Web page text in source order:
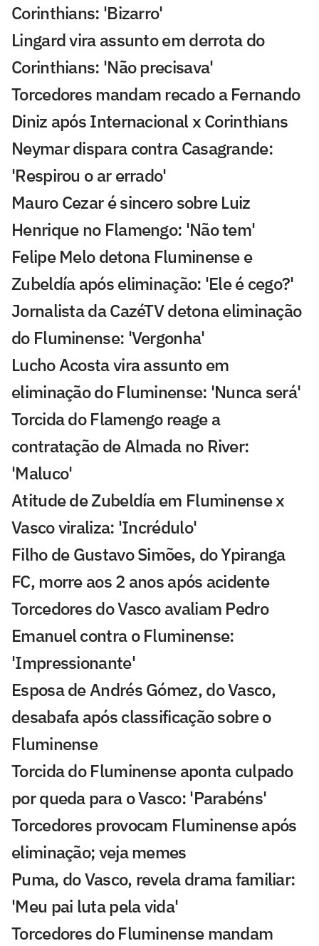
Corinthians: 'Bizarro'
Lingard vira assunto em derrota do
Corinthians: 'Não precisava'
Torcedores mandam recado a Fernando
Diniz após Internacional x Corinthians
Neymar dispara contra Casagrande:
'Respirou o ar errado'
Mauro Cezar é sincero sobre Luiz
Henrique no Flamengo: 'Não tem'
Felipe Melo detona Fluminense e
Zubeldía após eliminação: 'Ele é cego?'
Jornalista da CazéTV detona eliminação
do Fluminense: 'Vergonha'
Lucho Acosta vira assunto em
eliminação do Fluminense: 'Nunca será'
Torcida do Flamengo reage a
contratação de Almada no River:
'Maluco'
Atitude de Zubeldía em Fluminense x
Vasco viraliza: 'Incrédulo'
Filho de Gustavo Simões, do Ypiranga
FC, morre aos 2 anos após acidente
Torcedores do Vasco avaliam Pedro
Emanuel contra o Fluminense:
'Impressionante'
Esposa de Andrés Gómez, do Vasco,
desabafa após classificação sobre o
Fluminense
Torcida do Fluminense aponta culpado
por queda para o Vasco: 'Parabéns'
Torcedores provocam Fluminense após
eliminação; veja memes
Puma, do Vasco, revela drama familiar:
'Meu pai luta pela vida'
Torcedores do Fluminense mandam